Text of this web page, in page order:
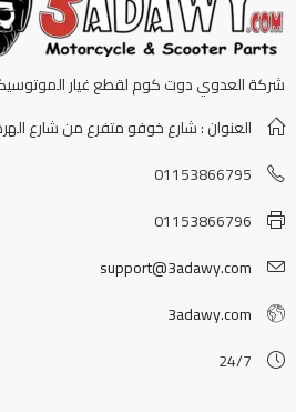
شركة العدوي دوت كوم لقطع غيار
العنوان : شارع خوفو متفرع من شارع
01153866795
01153866796
support@3adawy.com
3adawy.com
24/7